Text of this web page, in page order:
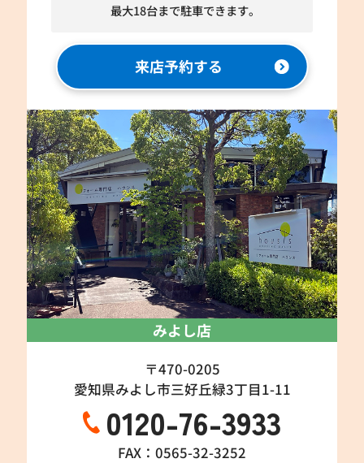
最大18台まで駐車できます。
来店予約する
みよし店
〒470-0205
愛知県みよし市三好丘緑3丁目1-11
0120-76-3933
FAX：0565-32-3252